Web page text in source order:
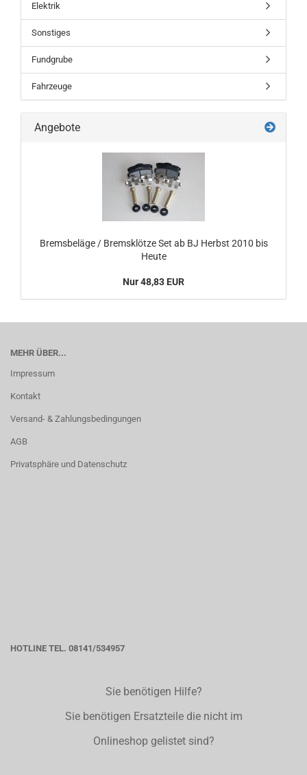
Elektrik
Sonstiges
Fundgrube
Fahrzeuge
Angebote
Bremsbeläge / Bremsklötze Set ab BJ Herbst 2010 bis
Heute
Nur 48,83 EUR
MEHR ÜBER...
Impressum
Kontakt
Versand- & Zahlungsbedingungen
AGB
Privatsphäre und Datenschutz
HOTLINE TEL. 08141/534957
Sie benötigen Hilfe?
Sie benötigen Ersatzteile die nicht im
Onlineshop gelistet sind?